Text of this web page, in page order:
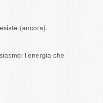
(ancora).
l’energia che